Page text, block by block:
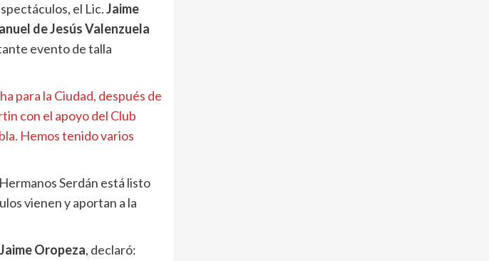
el Lic.Jaime
de Jesús Valenzuela
evento de talla
para la Ciudad, después de
con el apoyo del Club
Hemos tenido varios
Serdán está listo
vienen y aportan a la
Jaime Oropeza, declaró: